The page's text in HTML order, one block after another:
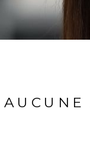
l'ancien
BIEN
- Le Gault-Soigny